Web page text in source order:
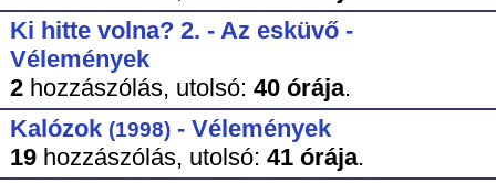
Ki hitte volna? 2. - Az esküvő -
Vélemények
2hozzászólás, utolsó: 40 órája.
Kalózok (1998)- Vélemények
19hozzászólás, utolsó: 41 órája.